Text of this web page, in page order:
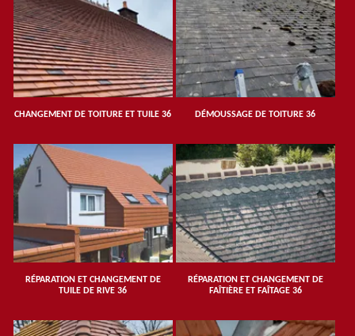
CHANGEMENT DE TOITURE ET TUILE 36 DÉMOUSSAGE DE TOITURE 36
RÉPARATION ET CHANGEMENT DE
TUILE DE RIVE 36
RÉPARATION ET CHANGEMENT DE
FAÎTIÈRE ET FAÎTAGE 36